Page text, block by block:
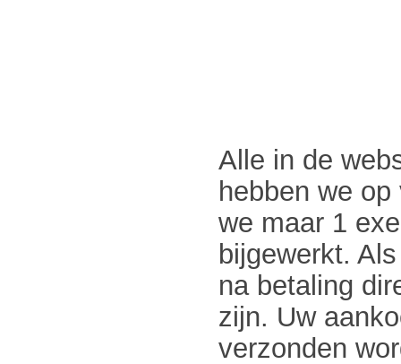
Alle in de
hebben we
we maar 1
bijgewerkt.
na betaling
zijn. Uw
verzonden